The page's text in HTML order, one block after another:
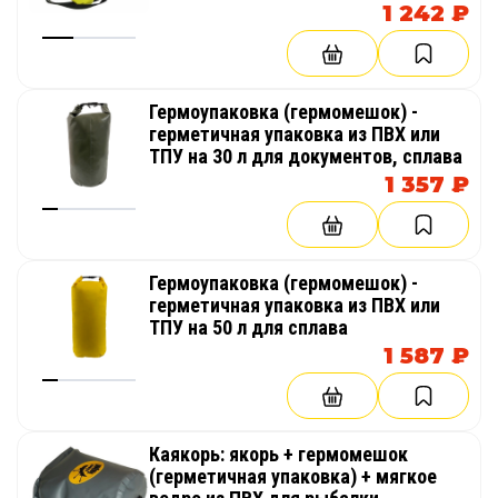
см
1 896 руб.
240/36
Эва коврик Варвар - 340
крупноячеистый
2 073 руб.
270/36
см
2 694 руб.
410/40
см
Эва коврик Варвар-Гигант
крупноячеистый
2 250 руб.
300/36
4 743 руб. –
Эва коврик Кабот-550
мелкоячеистый
5 698 руб. –
1 242 ₽
Гермоупаковка (гермомешок) -
герметичная упаковка из ПВХ или
ТПУ на 30 л для документов, сплава
1 357 ₽
Гермоупаковка (гермомешок) -
герметичная упаковка из ПВХ или
ТПУ на 50 л для сплава
1 587 ₽
Каякорь: якорь + гермомешок
(герметичная упаковка) + мягкое